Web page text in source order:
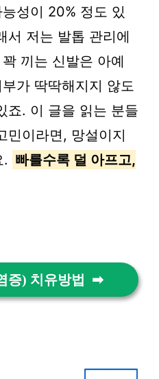
성이 20% 정도 있
서 저는 발톱 관리에
끼는 신발은 아예
가 딱딱해지지 않도
죠. 이 글을 읽는 분들
민이라면, 망설이지
. 빠를수록 덜 아프고,
증) 치유방법